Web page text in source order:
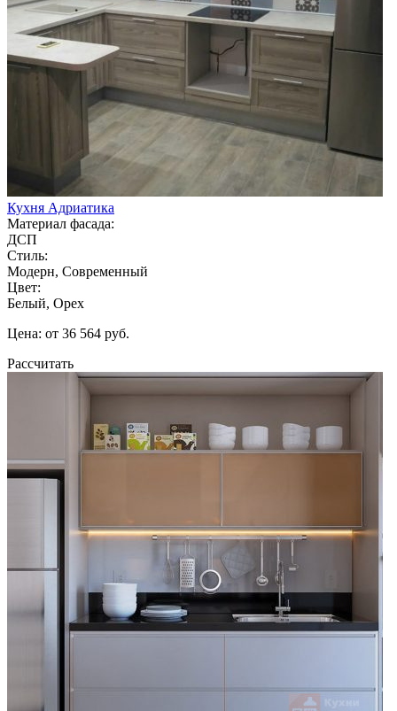
Кухня Адриатика
Материал фасада:
ДСП
Стиль:
Модерн, Современный
Цвет:
Белый, Орех
Цена: от 36 564 руб.
Рассчитать